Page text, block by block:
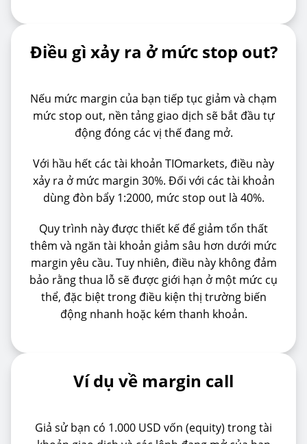
Điều gì xảy ra ở mức stop out?
Nếu mức margin của bạn tiếp tục giảm và chạm
mức stop out, nền tảng giao dịch sẽ bắt đầu tự
động đóng các vị thế đang mở.
Với hầu hết các tài khoản TIOmarkets, điều này
xảy ra ở mức margin 30%. Đối với các tài khoản
dùng đòn bẩy 1:2000, mức stop out là 40%.
Quy trình này được thiết kế để giảm tổn thất
thêm và ngăn tài khoản giảm sâu hơn dưới mức
margin yêu cầu. Tuy nhiên, điều này không đảm
bảo rằng thua lỗ sẽ được giới hạn ở một mức cụ
thể, đặc biệt trong điều kiện thị trường biến
động nhanh hoặc kém thanh khoản.
Ví dụ về margin call
Giả sử bạn có 1.000 USD vốn (equity) trong tài